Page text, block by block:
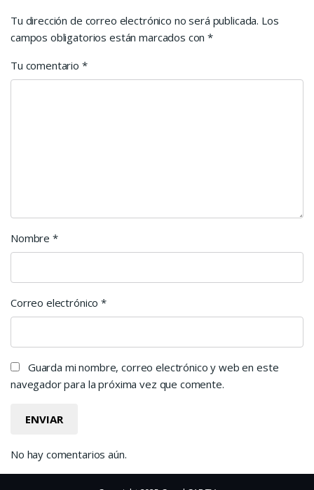
Tu dirección de correo electrónico no será publicada. Los
campos obligatorios están marcados con*
Tu comentario *
Nombre *
Correo electrónico*
Guarda mi nombre, correo electrónico y web en este
navegador para la próxima vez que comente.
No hay comentarios aún.